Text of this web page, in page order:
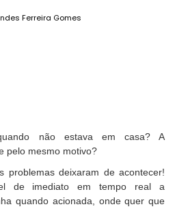
Ferreira Gomes
não estava em casa? A
pelo mesmo motivo?
problemas deixaram de acontecer!
de imediato em tempo real a
quando acionada, onde quer que